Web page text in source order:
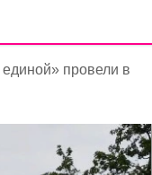
провели в